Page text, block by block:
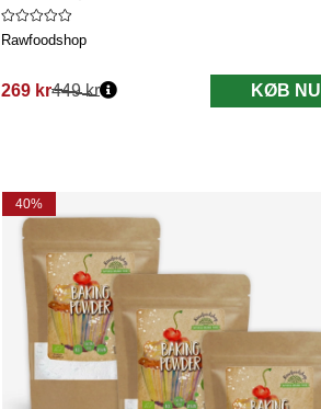
Rawfoodshop
269 kr
Normalpris:
449 kr KØB NU
40%